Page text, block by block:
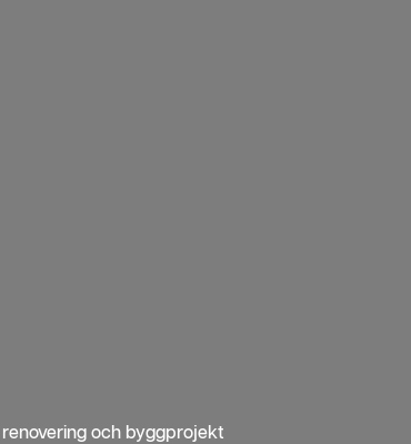
och byggprojekt